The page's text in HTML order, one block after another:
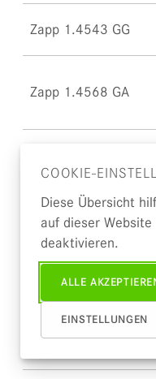
COOKIE-
Diese Übersicht
auf dieser
deaktivieren.
ALLE
EINSTELLUNGEN
Zapp 1.4543 GG
Zapp 1.4568 GA
Zapp 1.4980
Zapp 9.9204 AG
Zapp 9.9455 GG